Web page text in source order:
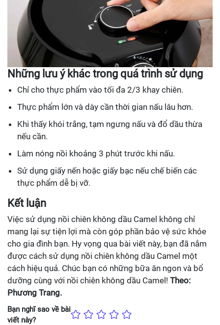
Những lưu ý khác trong quá trình sử dụng
Chỉ cho thực phẩm vào tối đa 2/3 khay chiên.
Thực phẩm lớn và dày cần thời gian nấu lâu hơn.
Khi thấy khói trắng, tạm ngưng nấu và đổ dầu thừa
nếu cần.
Làm nóng nồi khoảng 3 phút trước khi nấu.
Sử dụng giấy nến hoặc giấy bạc nếu chế biến các
thực phẩm dễ bị vỡ.
Kết luận
Việc sử dụng nồi chiên không dầu Camel không chỉ
mang lại sự tiện lợi mà còn góp phần bảo vệ sức khỏe
cho gia đình bạn. Hy vọng qua bài viết này, bạn đã nắm
được cách sử dụng nồi chiên không dầu Camel một
cách hiệu quả. Chúc bạn có những bữa ăn ngon và bổ
dưỡng cùng với nồi chiên không dầu Camel! Theo:
Phương Trang.
Bạn nghĩ sao về bài
viết này?